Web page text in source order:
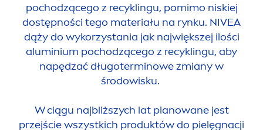
pochodzącego z recyklingu, pomimo niskiej
dostępności tego materiału na rynku. NIVEA
dąży do wykorzystania jak największej ilości
aluminium pochodzącego z recyklingu, aby
napędzać długoterminowe zmiany w
środowisku.
W ciągu najbliższych lat planowane jest
przejście wszystkich produktów do pielęgnacji